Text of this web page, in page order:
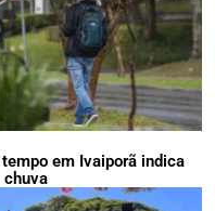
em Ivaiporã indica
chuva